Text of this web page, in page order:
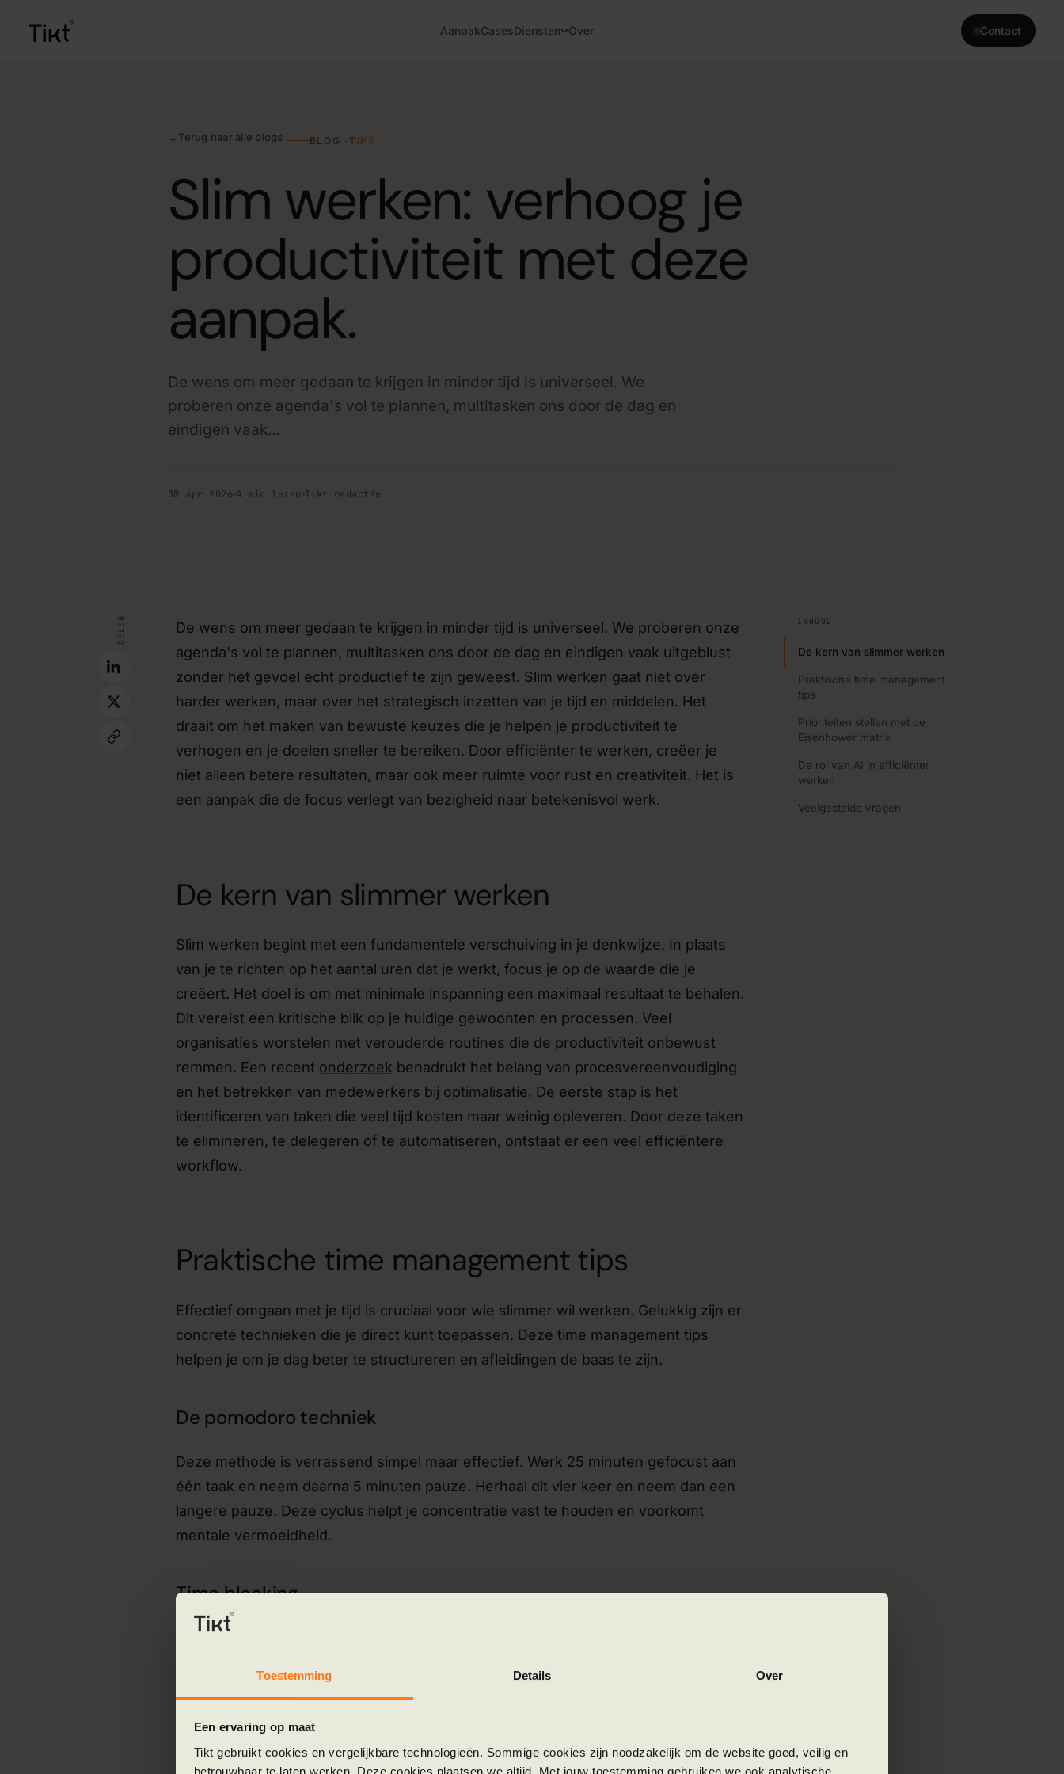
Toestemming Details Over
Een ervaring op maat
Tikt gebruikt cookies en vergelijkbare technologieën. Sommige cookies zijn noodzakelijk om de website goed, veilig en
betrouwbaar te laten werken. Deze cookies plaatsen we altijd. Met jouw toestemming gebruiken we ook analytische,
AanpakCasesDiensten
Slimme agents die werk uit handen nemen, van klantvragen
beantwoorden tot offertes opstellen en data verwerken.
Chatbots voor klantenservice, interne kennisbank of advies
op de website. Getraind op jouw kennis.
GPT op maat voor jouw bedrijf
Een eigen veilige ChatGPT-omgeving getraind op data van
jouw bedrijf.
Digitale medewerker
Een AI-gestuurde digitale collega die jouw team 24/7
ondersteunt bij terugkerende werkzaamheden.
Documentverwerking met AI
Facturen, contracten en formulieren automatisch uitlezen,
Koppelingen tussen systemen
Bestaande tools laten samenwerken via API’s en
integraties, zodat data niet meer handmatig overgezet
hoeft te worden.
›
Verbetering van bestaande systemen
Bovenop je huidige software verbeteringen bouwen met
Snel een werkend prototype bouwen om jouw idee te
Over Contact
← Terug naar alle blogs BLOG · TIPS
Slim werken: verhoog je
productiviteit met deze
aanpak.
De wens om meer gedaan te krijgen in minder tijd is universeel. We
proberen onze agenda's vol te plannen, multitasken ons door de dag en
eindigen vaak...
30 apr 2026 4 min lezen Tikt redactie
DELEN
De wens om meer gedaan te krijgen in minder tijd is universeel. We proberen onze
agenda's vol te plannen, multitasken ons door de dag en eindigen vaak uitgeblust
zonder het gevoel echt productief te zijn geweest. Slim werken gaat niet over
harder werken, maar over het strategisch inzetten van je tijd en middelen. Het
draait om het maken van bewuste keuzes die je helpen je productiviteit te
verhogen en je doelen sneller te bereiken. Door efficiënter te werken, creëer je
niet alleen betere resultaten, maar ook meer ruimte voor rust en creativiteit. Het is
een aanpak die de focus verlegt van bezigheid naar betekenisvol werk.
De kern van slimmer werken
Slim werken begint met een fundamentele verschuiving in je denkwijze. In plaats
van je te richten op het aantal uren dat je werkt, focus je op de waarde die je
creëert. Het doel is om met minimale inspanning een maximaal resultaat te behalen.
Dit vereist een kritische blik op je huidige gewoonten en processen. Veel
organisaties worstelen met verouderde routines die de productiviteit onbewust
remmen. Een recent onderzoek benadrukt het belang van procesvereenvoudiging
en het betrekken van medewerkers bij optimalisatie. De eerste stap is het
identificeren van taken die veel tijd kosten maar weinig opleveren. Door deze taken
te elimineren, te delegeren of te automatiseren, ontstaat er een veel efficiëntere
workflow.
Praktische time management tips
Effectief omgaan met je tijd is cruciaal voor wie slimmer wil werken. Gelukkig zijn er
concrete technieken die je direct kunt toepassen. Deze time management tips
helpen je om je dag beter te structureren en afleidingen de baas te zijn.
De pomodoro techniek
Deze methode is verrassend simpel maar effectief. Werk 25 minuten gefocust aan
één taak en neem daarna 5 minuten pauze. Herhaal dit vier keer en neem dan een
langere pauze. Deze cyclus helpt je concentratie vast te houden en voorkomt
mentale vermoeidheid.
Time blocking
Wijs specifieke tijdsblokken in je agenda toe aan concrete taken. In plaats van een
realistisch na te denken over hoeveel tijd een taak echt kost en beschermt je tegen
INHOUD
De kern van slimmer werken
Praktische time management
tips
Prioriteiten stellen met de
Eisenhower matrix
De rol van AI in efficiënter
werken
Veelgestelde vragen